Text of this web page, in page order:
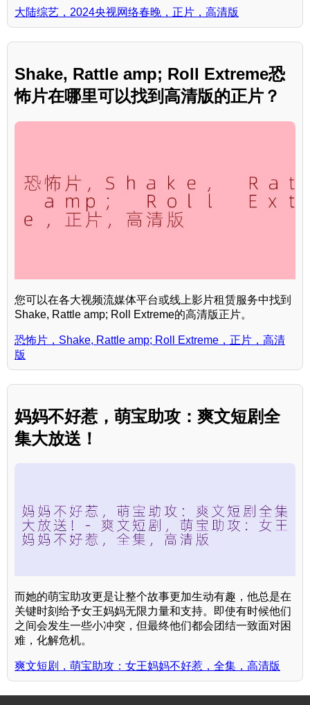
大陆综艺，2024央视网络春晚，正片，高清版
Shake, Rattle amp; Roll Extreme恐
怖片在哪里可以找到高清版的正片？
您可以在各大视频流媒体平台或线上影片租赁服务中找到
Shake, Rattle amp; Roll Extreme的高清版正片。
恐怖片，Shake, Rattle amp; Roll Extreme，正片，高清
版
妈妈不好惹，萌宝助攻：爽文短剧全
集大放送！
而她的萌宝助攻更是让整个故事更加生动有趣，他总是在
关键时刻给予女王妈妈无限力量和支持。即使有时候他们
之间会发生一些小冲突，但最终他们都会团结一致面对困
难，化解危机。
爽文短剧，萌宝助攻：女王妈妈不好惹，全集，高清版